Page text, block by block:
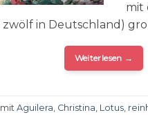
mit
in Deutschland)
Weiterlesen →
Aguilera Christina Lotus